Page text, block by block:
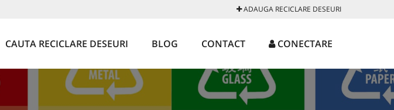
ADAUGA RECICLARE DESEURI
CAUTA RECICLARE DESEURI BLOG CONTACT CONECTARE